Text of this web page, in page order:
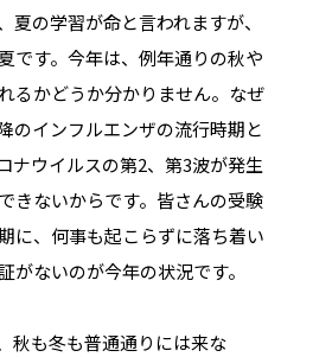
夏の学習が命と言われますが、
です。今年は、例年通りの秋や
るかどうか分かりません。なぜ
のインフルエンザの流行時期と
ナウイルスの第2、第3波が発生
きないからです。皆さんの受験
に、何事も起こらずに落ち着い
がないのが今年の状況です。
秋も冬も普通通りには来な